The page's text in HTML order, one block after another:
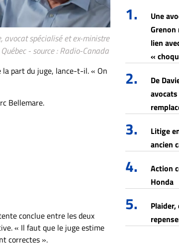
avocat spécialisé et ex-ministre
- source : Radio-Canada
la part du juge, lance-t-il. « On
Bellemare.
conclue entre les deux
« Il faut que le juge estime
correctes ».
1.
Une
Grenon
lien
«
2.
De
3.
Litige
ancien
4.
Action
Honda
5.